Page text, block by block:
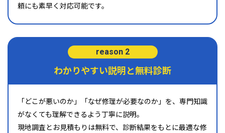
頼にも素早く対応可能です。
reason 2
わかりやすい説明と無料診断
「どこが悪いのか」「なぜ修理が必要なのか」を、専門知識
がなくても理解できるよう丁寧に説明。
現地調査とお見積もりは無料で、診断結果をもとに最適な修